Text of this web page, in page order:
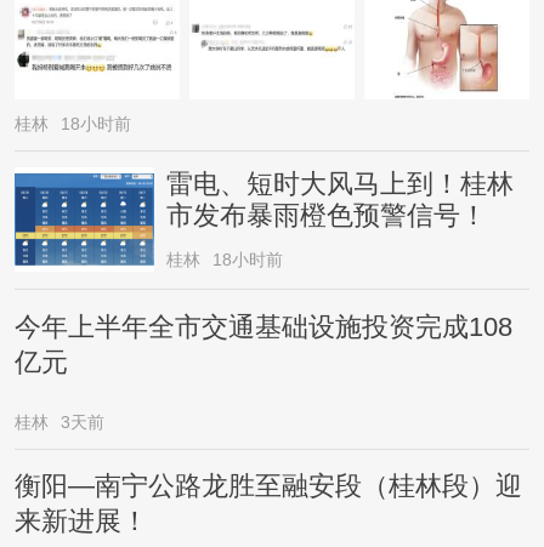
桂林 18小时前
雷电、短时大风马上到！桂林
市发布暴雨橙色预警信号！
桂林 18小时前
今年上半年全市交通基础设施投资完成108
亿元
桂林 3天前
衡阳—南宁公路龙胜至融安段（桂林段）迎
来新进展！